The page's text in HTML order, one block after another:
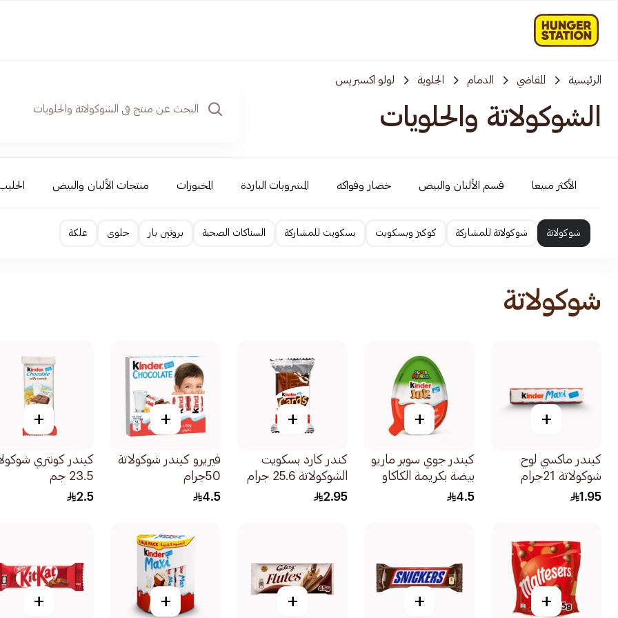
الرئيسية المقاضي الدمام الجلوية لولو اكسبريس
الشوكولاتة والحلويات
الأكثر مبيعا قسم الألبان والبيض خضار وفواكه المشروبات الباردة المخبوزات منتجات الألبان والبيض
شوكولاتة شوكولاتة للمشاركة كوكيز وبسكويت بسكويت للمشاركة السناكات الصحية بروتين بار حلوى علكة
شوكولاتة
+
كيندر ماكسي لوح
شوكولاتة 21جرام
1.95
+
كيندر جوي سوبر ماريو
بيضة بكريمة الكاكاو
والحليب مع لعبة
4.5
+
كندر كارد بسكويت
الشوكولاتة 25.6 جرام
2.95
+
فيريرو كيندر شوكولاتة
50جرام
4.5
+
كيندر كونتري
23.5 جم
2.5
+
+
+
+
+